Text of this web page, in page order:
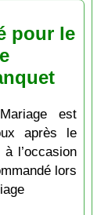
pour le
est
après le
l’occasion
lors